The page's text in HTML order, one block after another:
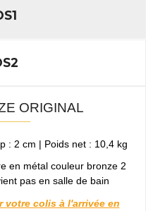
ORIGINAL
: 2 cm | Poids net : 10,4 kg
en métal couleur bronze 2
pas en salle de bain
votre colis à l'arrivée en